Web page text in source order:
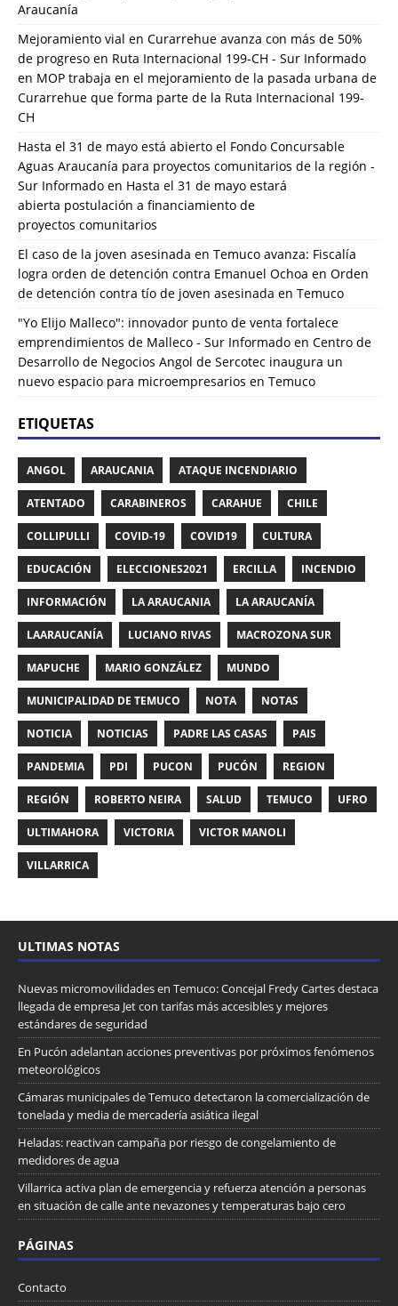
Araucanía
Mejoramiento vial en Curarrehue avanza con más de 50%
de progreso en Ruta Internacional 199-CH - Sur Informado
en MOP trabaja en el mejoramiento de la pasada urbana de
Curarrehue que forma parte de la Ruta Internacional 199-
CH
Hasta el 31 de mayo está abierto el Fondo Concursable
Aguas Araucanía para proyectos comunitarios de la región -
Sur Informado en Hasta el 31 de mayo estará
abierta postulación a financiamiento de
proyectos comunitarios
El caso de la joven asesinada en Temuco avanza: Fiscalía
logra orden de detención contra Emanuel Ochoa en Orden
de detención contra tío de joven asesinada en Temuco
"Yo Elijo Malleco": innovador punto de venta fortalece
emprendimientos de Malleco - Sur Informado en Centro de
Desarrollo de Negocios Angol de Sercotec inaugura un
nuevo espacio para microempresarios en Temuco
ETIQUETAS
ANGOL ARAUCANIA ATAQUE INCENDIARIO
ATENTADO CARABINEROS CARAHUE CHILE
COLLIPULLI COVID-19 COVID19 CULTURA
EDUCACIÓN ELECCIONES2021 ERCILLA INCENDIO
INFORMACIÓN LA ARAUCANIA LA ARAUCANÍA
LAARAUCANÍA LUCIANO RIVAS MACROZONA SUR
MAPUCHE MARIO GONZÁLEZ MUNDO
MUNICIPALIDAD DE TEMUCO NOTA NOTAS
NOTICIA NOTICIAS PADRE LAS CASAS PAIS
PANDEMIA PDI PUCON PUCÓN REGION
REGIÓN ROBERTO NEIRA SALUD TEMUCO UFRO
ULTIMAHORA VICTORIA VICTOR MANOLI
VILLARRICA
ULTIMAS NOTAS
Nuevas micromovilidades en Temuco: Concejal Fredy Cartes destaca
llegada de empresa Jet con tarifas más accesibles y mejores
estándares de seguridad
En Pucón adelantan acciones preventivas por próximos fenómenos
meteorológicos
Cámaras municipales de Temuco detectaron la comercialización de
tonelada y media de mercadería asiática ilegal
Heladas: reactivan campaña por riesgo de congelamiento de
medidores de agua
Villarrica activa plan de emergencia y refuerza atención a personas
en situación de calle ante nevazones y temperaturas bajo cero
PÁGINAS
Contacto